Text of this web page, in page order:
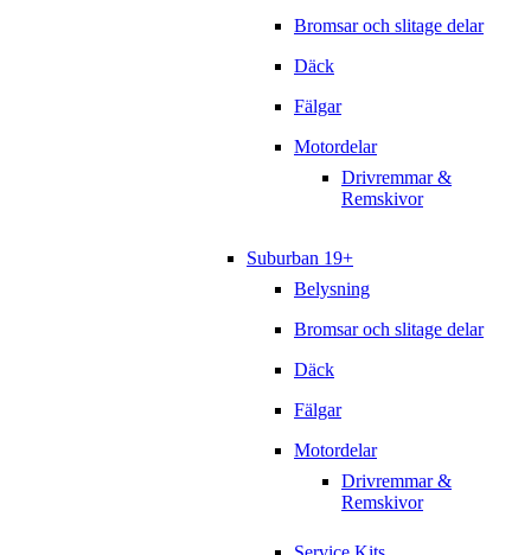
Bromsar och slitage delar
Däck
Fälgar
Motordelar
Drivremmar &
Remskivor
Suburban 19+
Belysning
Bromsar och slitage delar
Däck
Fälgar
Motordelar
Drivremmar &
Remskivor